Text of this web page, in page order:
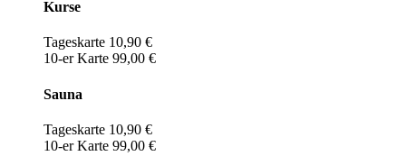
Kurse
Tageskarte 10,90 €
10-er Karte 99,00 €
Sauna
Tageskarte 10,90 €
10-er Karte 99,00 €